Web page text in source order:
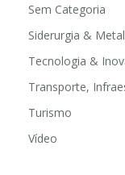
Sem Categoria
Siderurgia &
Tecnologia &
Transporte,
Turismo
Vídeo